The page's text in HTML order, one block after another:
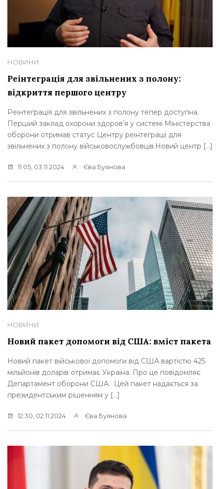
НОВИНИ
Реінтеграція для звільнених з полону:
відкриття першого центру
Реінтеграція для звільнених з полону тепер доступна.
Перший заклад охорони здоровʼя у системі Міністерства
оборони отримав статус Центру реінтеграції для
звільнених з полону військовослужбовців.Новий центр […]
11:05, 03.11.2024 Єва Буянова
НОВИНИ
Новий пакет допомоги від США: вміст пакета
Новий пакет військової допомоги від США вартістю 425
мільйонів доларів отримає Україна. Про це повідомляє
Департамент оборони США. Цей пакет надається за
президентським рішенням у […]
12:30, 02.11.2024 Єва Буянова